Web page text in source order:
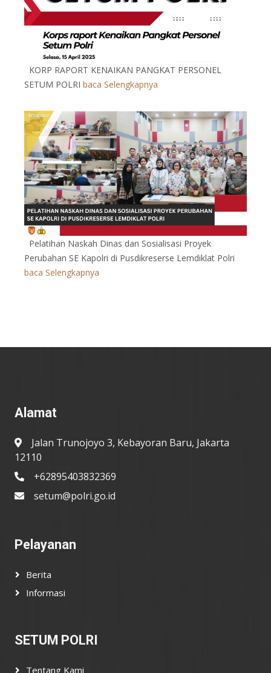
KORP RAPORT KENAIKAN PANGKAT PERSONEL
SETUM POLRI baca Selengkapnya
Pelatihan Naskah Dinas dan Sosialisasi Proyek
Perubahan SE Kapolri di Pusdikreserse Lemdiklat Polri
baca Selengkapnya
Alamat
Jalan Trunojoyo 3, Kebayoran Baru, Jakarta
12110
+62895403832369
setum@polri.go.id
Pelayanan
Berita
Informasi
SETUM POLRI
Tentang Kami